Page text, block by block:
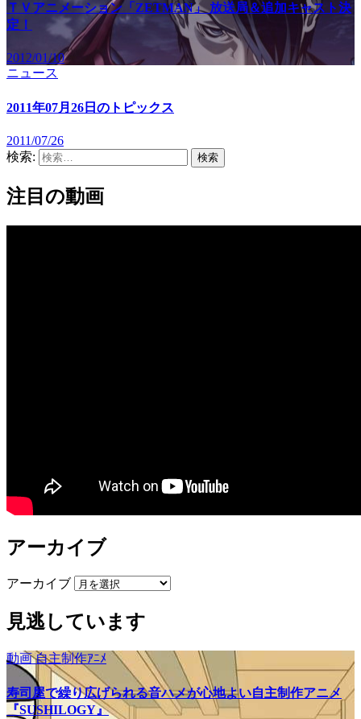
ＴＶアニメーション「ZETMAN」 放送局＆追加キャスト決
定！
2012/01/10
ニュース
2011年07月26日のトピックス
2011/07/26
検索:
注目の動画
アーカイブ
アーカイブ
見逃しています
動画自主制作ｱﾆﾒ
寿司屋で繰り広げられる音ハメが心地よい自主制作アニメ
『SUSHILOGY』